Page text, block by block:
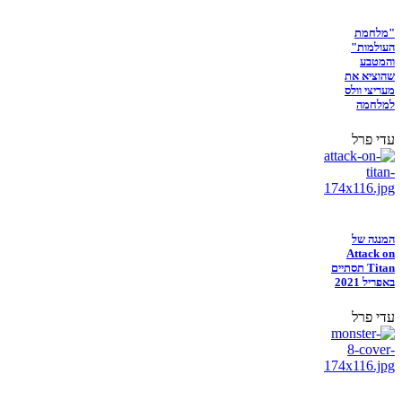
"מלחמת
העולמות"
והמטבע
שהוציא את
מעריצי וולס
למלחמה
עדי פרל
המנגה של
Attack on
Titan תסתיים
באפריל 2021
עדי פרל